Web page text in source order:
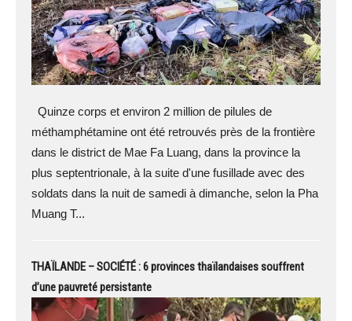
Quinze corps et environ 2 million de pilules de
méthamphétamine ont été retrouvés près de la frontière
dans le district de Mae Fa Luang, dans la province la
plus septentrionale, à la suite d'une fusillade avec des
soldats dans la nuit de samedi à dimanche, selon la Pha
Muang T...
THAÏLANDE – SOCIÉTÉ : 6 provinces thaïlandaises souffrent
d’une pauvreté persistante